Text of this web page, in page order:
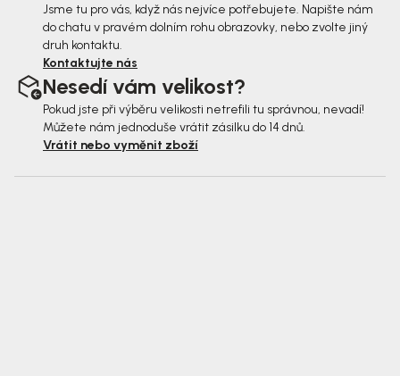
Jsme tu pro vás, když nás nejvíce potřebujete. Napište nám
do chatu v pravém dolním rohu obrazovky, nebo zvolte jiný
druh kontaktu.
Kontaktujte nás
Nesedí vám velikost?
Pokud jste při výběru velikosti netrefili tu správnou, nevadí!
Můžete nám jednoduše vrátit zásilku do 14 dnů.
Vrátit nebo vyměnit zboží